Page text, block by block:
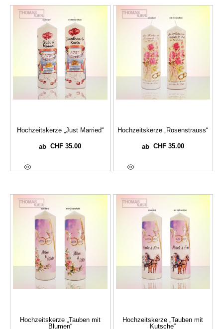
Hochzeitskerze „Just Married“
abCHF 35.00
Hochzeitskerze „Rosenstrauss“
ab CHF35.00
Hochzeitskerze „Tauben mit
Blumen“
Hochzeitskerze „Tauben mit
Kutsche“